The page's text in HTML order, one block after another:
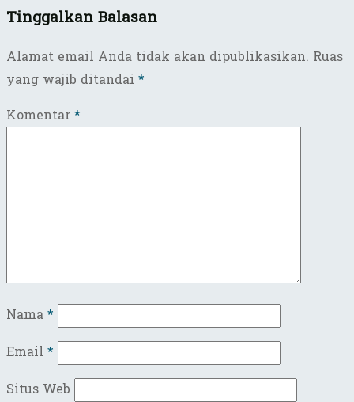
Tinggalkan Balasan
Alamat email Anda tidak akan dipublikasikan. Ruas
yang wajib ditandai *
Komentar*
Nama*
Email *
Situs Web